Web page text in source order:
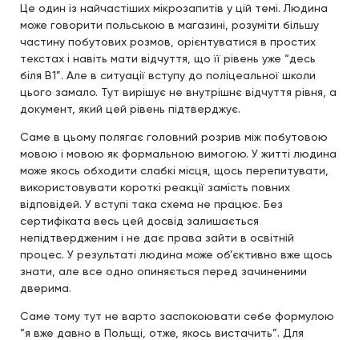
Це один із найчастіших мікрозапитів у цій темі. Людина
може говорити польською в магазині, розуміти більшу
частину побутових розмов, орієнтуватися в простих
текстах і навіть мати відчуття, що її рівень уже “десь
біля B1”. Але в ситуації вступу до поліцеальної школи
цього замало. Тут вирішує не внутрішнє відчуття рівня, а
документ, який цей рівень підтверджує.
Саме в цьому полягає головний розрив між побутовою
мовою і мовою як формальною вимогою. У житті людина
може якось обходити слабкі місця, щось перепитувати,
використовувати короткі реакції замість повних
відповідей. У вступі така схема не працює. Без
сертифіката весь цей досвід залишається
непідтвердженим і не дає права зайти в освітній
процес. У результаті людина може об’єктивно вже щось
знати, але все одно опиняється перед зачиненими
дверима.
Саме тому тут не варто заспокоювати себе формулою
“я вже давно в Польщі, отже, якось вистачить”. Для